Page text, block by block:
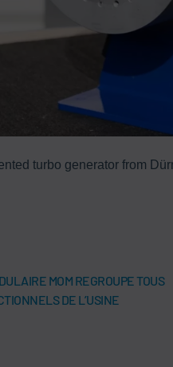
turbo generator from
MOM REGROUPE TOUS
DE L’USINE